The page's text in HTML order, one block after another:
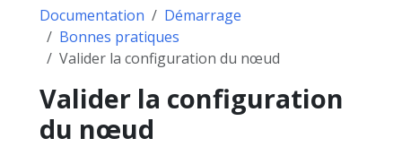
Documentation
Démarrage
Bonnes pratiques
Valider la configuration du nœud
Valider la configuration
du nœud